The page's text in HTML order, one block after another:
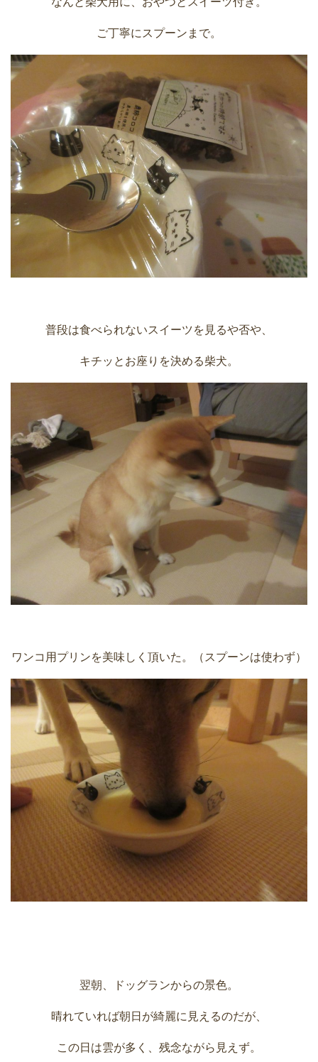
ご丁寧にスプーンまで。
普段は食べられないスイーツを見るや否や、
キチッとお座りを決める柴犬。
ワンコ用プリンを美味しく頂いた。（スプーンは使わず）
翌朝、ドッグランからの景色。
晴れていれば朝日が綺麗に見えるのだが、
この日は雲が多く、残念ながら見えず。